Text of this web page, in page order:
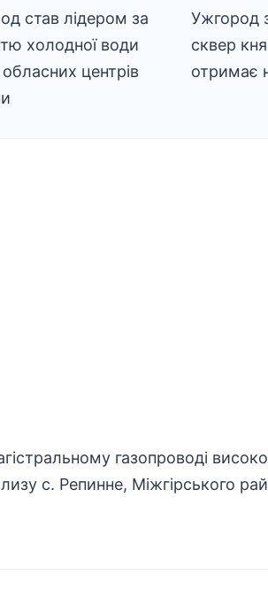
став лідером за
холодної води
центрів
Ужгород
сквер
отримає
газопроводі
с. Репинне, Міжгірського